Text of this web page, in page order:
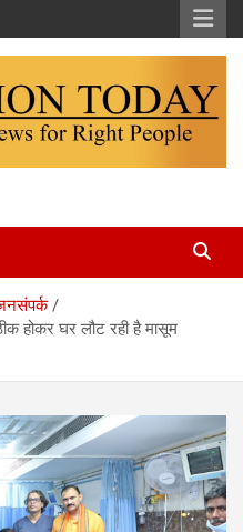
होकर घर लौट रही है मासूम